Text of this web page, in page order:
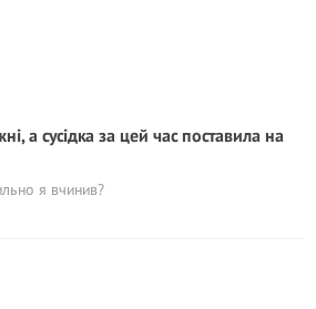
а сусідка за цей час поставила на
я вчинив?